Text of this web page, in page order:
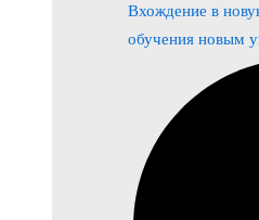
Вхождение в
обучения новым